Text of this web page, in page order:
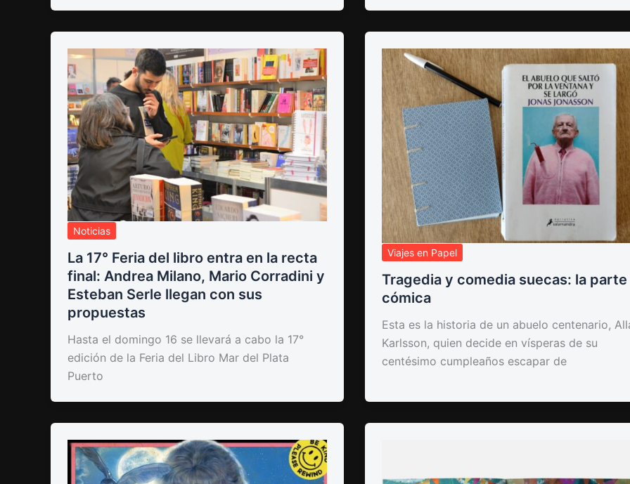
Noticias
La 17° Feria del libro entra en la recta
final: Andrea Milano, Mario Corradini y
Esteban Serle llegan con sus
propuestas
Hasta el domingo 16 se llevará a cabo la 17°
edición de la Feria del Libro Mar del Plata
Puerto
Viajes en Papel
Tragedia y comedia suecas: la parte
cómica
Esta es la historia de un abuelo centenario,
Karlsson, quien decide en vísperas de su
centésimo cumpleaños escapar de